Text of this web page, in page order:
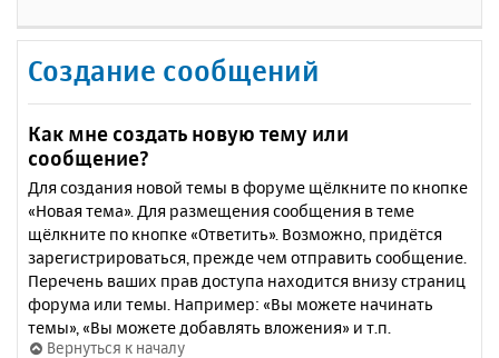
Создание сообщений
Как мне создать новую тему или
сообщение?
Для создания новой темы в форуме щёлкните по кнопке
«Новая тема». Для размещения сообщения в теме
щёлкните по кнопке «Ответить». Возможно, придётся
зарегистрироваться, прежде чем отправить сообщение.
Перечень ваших прав доступа находится внизу страниц
форума или темы. Например: «Вы можете начинать
темы», «Вы можете добавлять вложения» и т.п.
Вернуться к началу